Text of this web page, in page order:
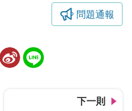
問題通報
下一則